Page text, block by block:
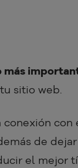
más
sitio web.
de
el mejor